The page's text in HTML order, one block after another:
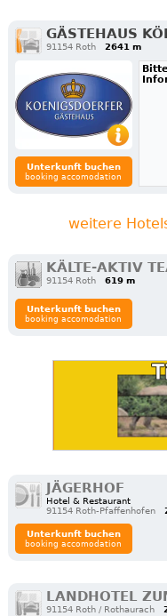
GÄSTEHAUS
91154 Roth 2641 m
Unterkunft buchen
booking accomodation
weitere
KÄLTE-AKTIV
91154 Roth 619 m
Unterkunft buchen
booking accomodation
JÄGERHOF
Hotel & Restaurant
91154 Roth-Pfaffenhofen
Unterkunft buchen
booking accomodation
LANDHOTEL
91154 Roth / Rothaurach